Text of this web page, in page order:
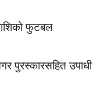
फुटबल
पुरस्कारसहित उपाधी